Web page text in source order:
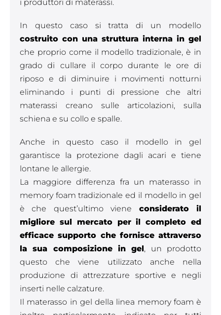
i produttori di materassi.
In questo caso si tratta di un modello
costruito con una struttura interna in gel
che proprio come il modello tradizionale, è in
grado di cullare il corpo durante le ore di
riposo e di diminuire i movimenti notturni
eliminando i punti di pressione che altri
materassi creano sulle articolazioni, sulla
schiena e su collo e spalle.
Anche in questo caso il modello in gel
garantisce la protezione dagli acari e tiene
lontane le allergie.
La maggiore differenza fra un materasso in
memory foam tradizionale ed il modello in gel
è che quest’ultimo viene considerato il
migliore sul mercato per il completo ed
efficace supporto che fornisce attraverso
la sua composizione in gel, un prodotto
questo che viene utilizzato anche nella
produzione di attrezzature sportive e negli
inserti nelle calzature.
Il materasso in gel della linea memory foam è